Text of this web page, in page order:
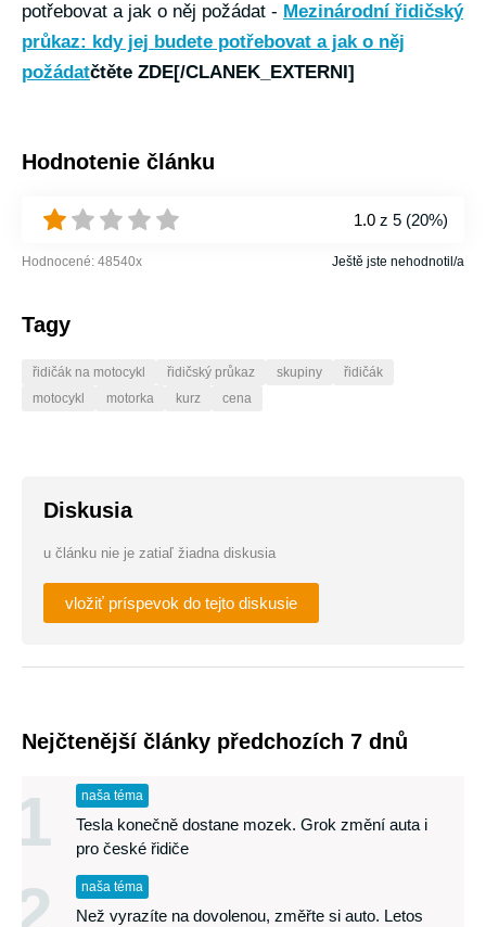
potřebovat a jak o něj požádat - Mezinárodní řidičský
průkaz: kdy jej budete potřebovat a jak o něj
požádatčtěte ZDE[/CLANEK_EXTERNI]
Hodnotenie článku
1.0 z 5 (20%)
Hodnocené: 48540x Ještě jste nehodnotil/a
Tagy
řidičák na motocykl řidičský průkaz skupiny
řidičák
motocykl
motorka kurz cena
Diskusia
u článku nie je zatiaľ žiadna diskusia
vložiť príspevok do tejto diskusie
Nejčtenější články předchozích 7 dnů
1 naša téma
Tesla konečně dostane mozek. Grok změní auta i
pro české řidiče
naša téma
Než vyrazíte na dovolenou, změřte si auto. Letos